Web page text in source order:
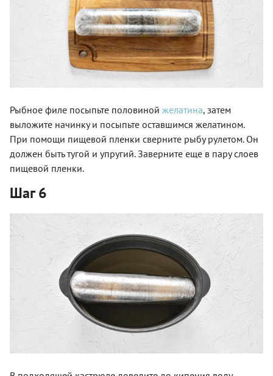
Рыбное филе посыпьте половиной желатина, затем
выложите начинку и посыпьте оставшимся желатином.
При помощи пищевой пленки сверните рыбу рулетом. Он
должен быть тугой и упругий. Заверните еще в пару слоев
пищевой пленки.
Шаг 6